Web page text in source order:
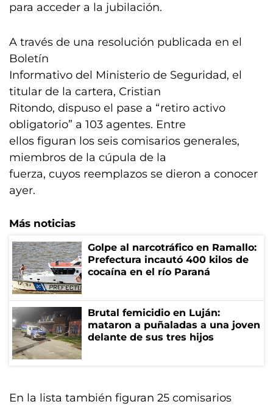
para acceder a la jubilación.
A través de una resolución publicada en el
Boletín
Informativo del Ministerio de Seguridad, el
titular de la cartera, Cristian
Ritondo, dispuso el pase a “retiro activo
obligatorio” a 103 agentes. Entre
ellos figuran los seis comisarios generales,
miembros de la cúpula de la
fuerza, cuyos reemplazos se dieron a conocer
ayer.
Más noticias
Golpe al narcotráfico en Ramallo:
Prefectura incautó 400 kilos de
cocaína en el río Paraná
Brutal femicidio en Luján:
mataron a puñaladas a una joven
delante de sus tres hijos
En la lista también figuran 25 comisarios